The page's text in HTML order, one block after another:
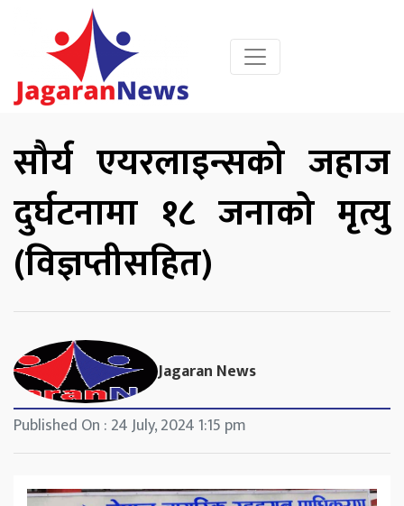
सौर्य एयरलाइन्सको जहाज
दुर्घटनामा १८ जनाको मृत्यु
(विज्ञप्तीसहित)
Jagaran News
Published On : 24 July, 2024 1:15 pm